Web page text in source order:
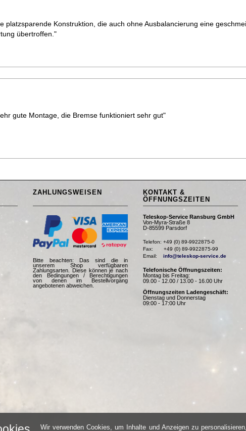
platzsparende Konstruktion, die auch ohne Ausbalancierung eine
übertroffen."
gute Montage, die Bremse funktioniert sehr gut"
ZAHLUNGSWEISEN
Bitte beachten: Das sind die in
unserem Shop verfügbaren
Zahlungsarten. Diese können je nach
den Bedingungen / Berechtigungen
von denen im Bestellvorgang
angebotenen abweichen.
KONTAKT &
ÖFFNUNGSZEITEN
Teleskop-Service Ransburg GmbH
Von-Myra-Straße 8
D-85599 Parsdorf
Telefon: +49 (0) 89-9922875-0
Fax:       +49 (0) 89-9922875-99
Email: info@teleskop-service.de
Telefonische Öffnungszeiten:
Montag bis Freitag:
09.00 - 12.00 / 13.00 - 16.00 Uhr
Öffnungszeiten Ladengeschäft:
Dienstag und Donnerstag
09:00 - 17:00 Uhr
Wir verwenden Cookies, um Inhalte und Anzeigen zu